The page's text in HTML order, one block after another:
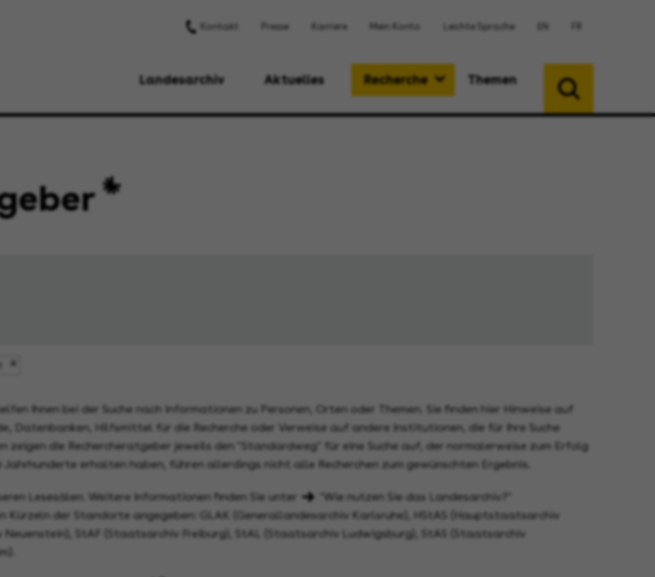
Kontakt Presse Karriere Mein Konto Leichte Sprache
Landesarchiv Aktuelles Recherche Themen
Ihnen bei der Suche nach Informationen zu Personen, Orten oder Themen. Sie finden hier Hinweise auf
Datenbanken, Hilfsmittel für die Recherche oder Verweise auf andere Institutionen, die für Ihre Suche
zeigen die Rechercheratgeber jeweils den "Standardweg" für eine Suche auf, der normalerweise zum Erfolg
erhalten haben, führen allerdings nicht alle Recherchen zum gewünschten Ergebnis.
Lesesälen. Weitere Informationen finden Sie unter
"Wie nutzen Sie das Landesarchiv?"
Kürzeln der Standorte angegeben: GLAK (Generallandesarchiv Karlsruhe), HStAS (Hauptstaatsarchiv
StAF (Staatsarchiv Freiburg), StAL (Staatsarchiv Ludwigsburg), StAS (Staatsarchiv